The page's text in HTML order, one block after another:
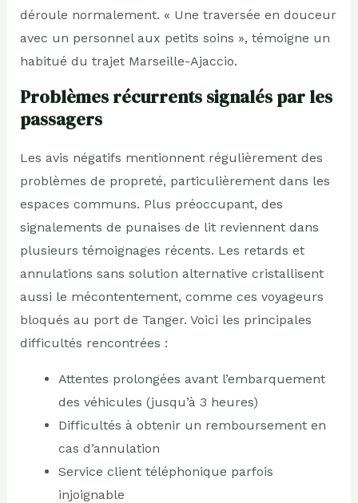
déroule normalement. « Une traversée en douceur
avec un personnel aux petits soins », témoigne un
habitué du trajet Marseille-Ajaccio.
Problèmes récurrents signalés par les
passagers
Les avis négatifs mentionnent régulièrement des
problèmes de propreté, particulièrement dans les
espaces communs. Plus préoccupant, des
signalements de punaises de lit reviennent dans
plusieurs témoignages récents. Les retards et
annulations sans solution alternative cristallisent
aussi le mécontentement, comme ces voyageurs
bloqués au port de Tanger. Voici les principales
difficultés rencontrées :
Attentes prolongées avant l’embarquement
des véhicules (jusqu’à 3 heures)
Difficultés à obtenir un remboursement en
cas d’annulation
Service client téléphonique parfois
injoignable